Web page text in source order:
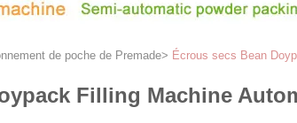
de poche de Premade> Écrous secs Bean
Filling Machine